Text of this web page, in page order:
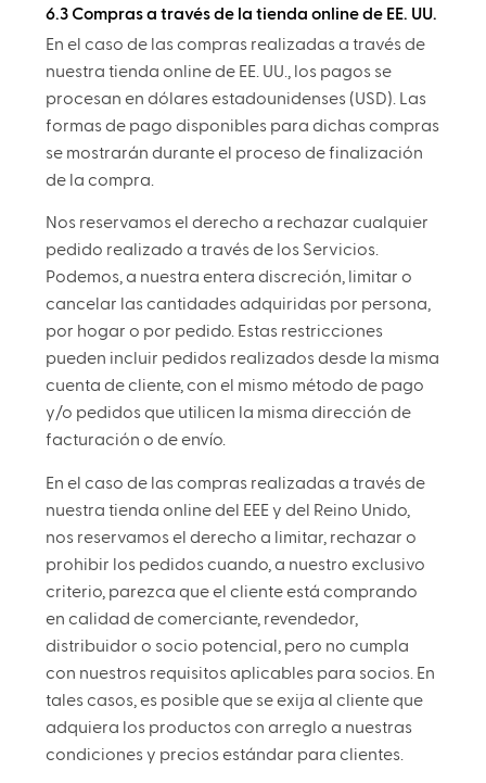
6.3 Compras a través de la tienda online de EE. UU.
En el caso de las compras realizadas a través de
nuestra tienda online de EE. UU., los pagos se
procesan en dólares estadounidenses (USD). Las
formas de pago disponibles para dichas compras
se mostrarán durante el proceso de finalización
de la compra.
Nos reservamos el derecho a rechazar cualquier
pedido realizado a través de los Servicios.
Podemos, a nuestra entera discreción, limitar o
cancelar las cantidades adquiridas por persona,
por hogar o por pedido. Estas restricciones
pueden incluir pedidos realizados desde la misma
cuenta de cliente, con el mismo método de pago
y/o pedidos que utilicen la misma dirección de
facturación o de envío.
En el caso de las compras realizadas a través de
nuestra tienda online del EEE y del Reino Unido,
nos reservamos el derecho a limitar, rechazar o
prohibir los pedidos cuando, a nuestro exclusivo
criterio, parezca que el cliente está comprando
en calidad de comerciante, revendedor,
distribuidor o socio potencial, pero no cumpla
con nuestros requisitos aplicables para socios. En
tales casos, es posible que se exija al cliente que
adquiera los productos con arreglo a nuestras
condiciones y precios estándar para clientes.